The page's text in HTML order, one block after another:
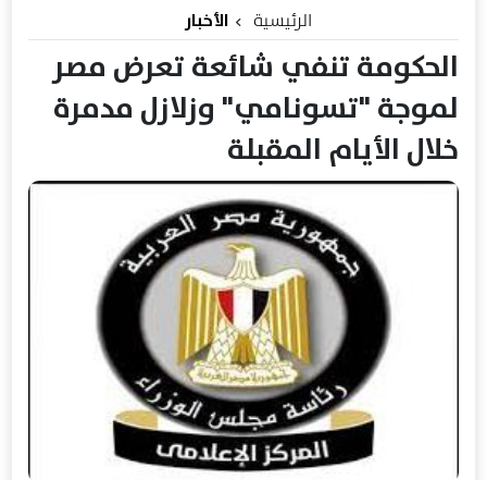
الرئيسية الأخبار
الحكومة تنفي شائعة تعرض مصر
لموجة "تسونامي" وزلازل مدمرة
خلال الأيام المقبلة